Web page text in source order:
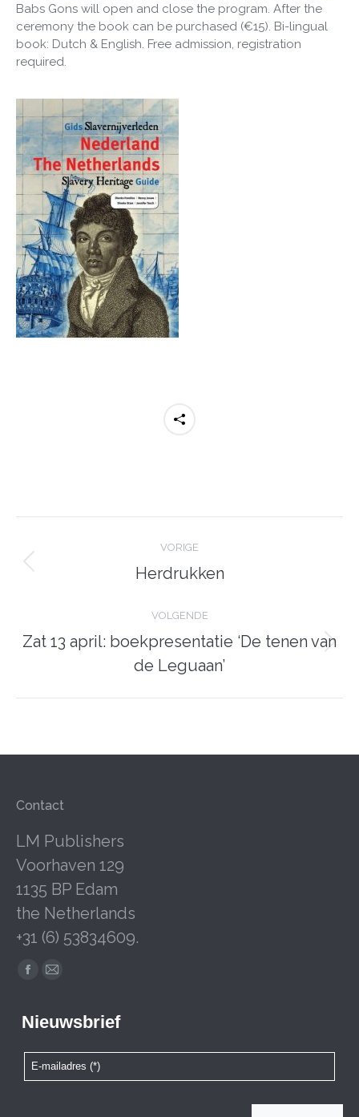
Babs Gons will open and close the program. After the
ceremony the book can be purchased (€15). Bi-lingual
book: Dutch & English. Free admission, registration
required.
navigation
VORIGE
Previous
Herdrukken
VOLGENDE
Volgende
pagina
Zat 13 april: boekpresentatie ‘De tenen van
de Leguaan’
Contact
LM Publishers
Voorhaven 129
1135 BP Edam
the Netherlands
+31 (6) 53834609.
opens
new
window
opens
new
window